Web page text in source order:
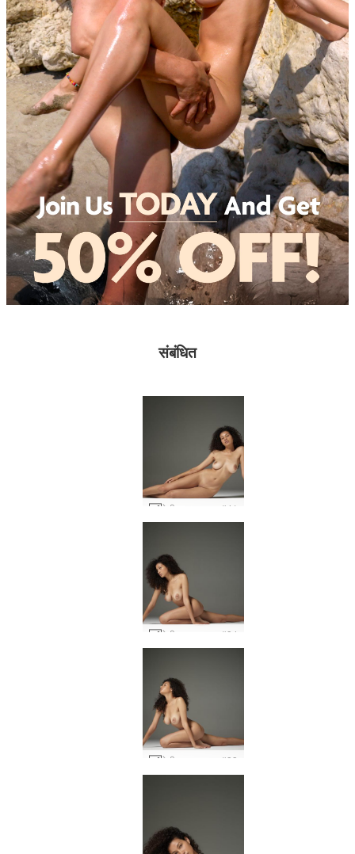
संबंधित
टेटी कामुक जुराब #41
टेटी कामुक जुराब #34
टेटी कामुक जुराब #33